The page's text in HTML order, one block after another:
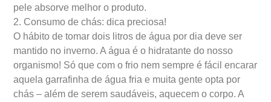
pele absorve melhor o produto.
2. Consumo de chás: dica preciosa!
O hábito de tomar dois litros de água por dia deve ser
mantido no inverno. A água é o hidratante do nosso
organismo! Só que com o frio nem sempre é fácil encarar
aquela garrafinha de água fria e muita gente opta por
chás – além de serem saudáveis, aquecem o corpo. A